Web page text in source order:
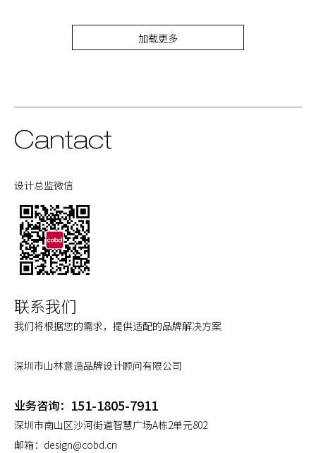
加载更多
Cantact
设计总监微信
联系我们
我们将根据您的需求，提供适配的品牌解决方案
深圳市山林意造品牌设计顾问有限公司
业务咨询： 151-1805-7911
深圳市南山区沙河街道智慧广场A栋2单元802
邮箱： design@cobd.cn